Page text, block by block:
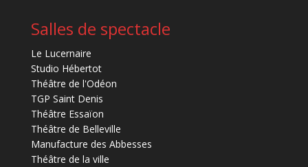
Salles de spectacle
Le Lucernaire
Studio Hébertot
Théâtre de l'Odéon
TGP Saint Denis
Théâtre Essaïon
Théâtre de Belleville
Manufacture des Abbesses
Théâtre de la ville